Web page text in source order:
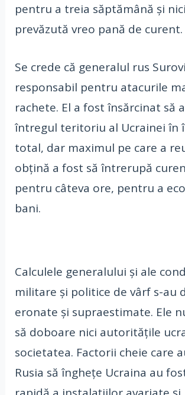
pentru a treia săptămână și
prevăzută vreo pană de curent.
Se crede că generalul rus
responsabil pentru atacurile
rachete. El a fost însărcinat să
întregul teritoriu al Ucrainei în
total, dar maximul pe care a
obțină a fost să întrerupă
pentru câteva ore, pentru a
bani.
Calculele generalului și ale
militare și politice de vârf s-au
eronate și supraestimate. Ele
să doboare nici autoritățile
societatea. Factorii cheie care
Rusia să înghețe Ucraina au